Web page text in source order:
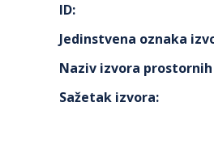
ID:
Jedinstvena oznaka
Naziv izvora
Sažetak izvora: